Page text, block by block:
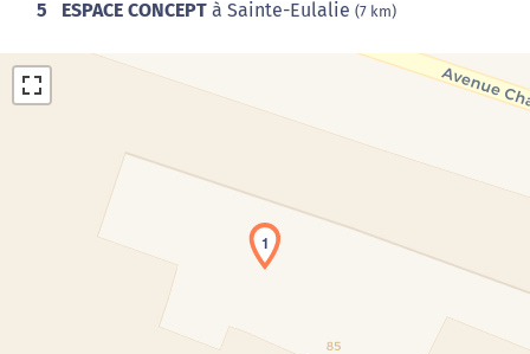
5 ESPACE CONCEPT à Sainte-Eulalie (7 km)
Chargement de la carte en cours...
1